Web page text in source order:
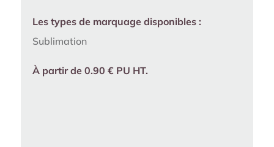
Les types de marquage disponibles :
Sublimation
À partir de 0.90 € PU HT.